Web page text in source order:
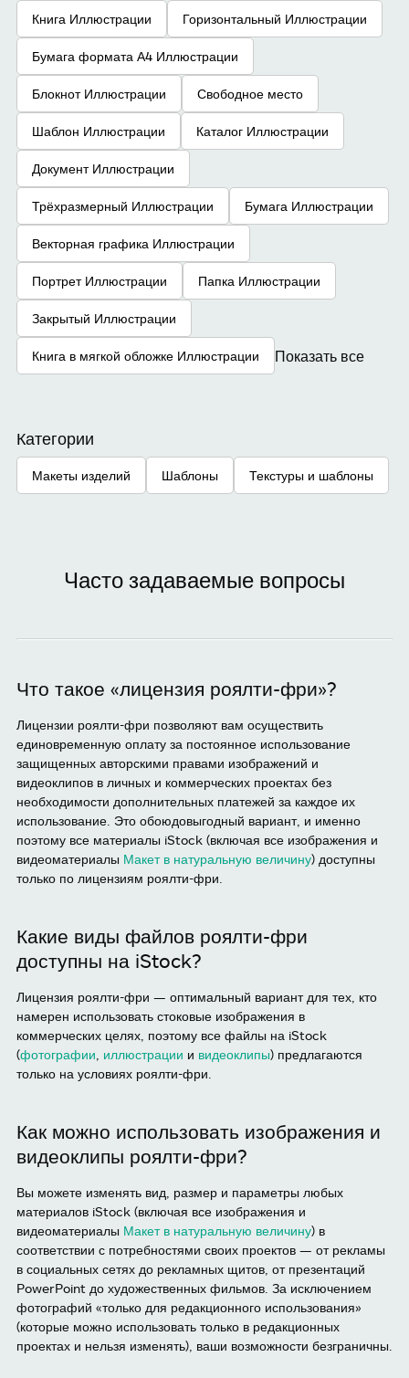
Книга Иллюстрации Горизонтальный Иллюстрации
Бумага формата А4 Иллюстрации
Блокнот Иллюстрации Свободное место
Шаблон Иллюстрации Каталог Иллюстрации
Документ Иллюстрации
Трёхразмерный Иллюстрации Бумага Иллюстрации
Векторная графика Иллюстрации
Портрет Иллюстрации Папка Иллюстрации
Закрытый Иллюстрации
Книга в мягкой обложке Иллюстрации Показать все
Категории
Макеты изделий Шаблоны Текстуры и шаблоны
Часто задаваемые вопросы
Что такое «лицензия роялти-фри»?
Лицензии роялти-фри позволяют вам осуществить
единовременную оплату за постоянное использование
защищенных авторскими правами изображений и
видеоклипов в личных и коммерческих проектах без
необходимости дополнительных платежей за каждое их
использование. Это обоюдовыгодный вариант, и именно
поэтому все материалы iStock (включая все изображения и
видеоматериалы Макет в натуральную величину) доступны
только по лицензиям роялти-фри.
Какие виды файлов роялти-фри
доступны на iStock?
Лицензия роялти-фри — оптимальный вариант для тех, кто
намерен использовать стоковые изображения в
коммерческих целях, поэтому все файлы на iStock
(фотографии, иллюстрации и видеоклипы) предлагаются
только на условиях роялти-фри.
Как можно использовать изображения и
видеоклипы роялти-фри?
Вы можете изменять вид, размер и параметры любых
материалов iStock (включая все изображения и
видеоматериалы Макет в натуральную величину) в
соответствии с потребностями своих проектов — от рекламы
в социальных сетях до рекламных щитов, от презентаций
PowerPoint до художественных фильмов. За исключением
фотографий «только для редакционного использования»
(которые можно использовать только в редакционных
проектах и нельзя изменять), ваши возможности безграничны.